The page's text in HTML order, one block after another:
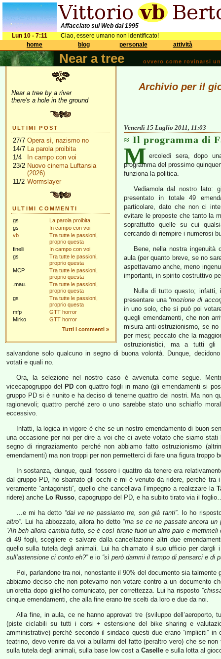
Affacciato sul Web dal 1995
Lun 10 - 7:11
Ciao, essere umano non identificato!
home
blog personale attività
Near a tree ovvero come rovinarsi
Near a tree by a river
there's a hole in the ground
ULTIMI POST
27/7 Opera sì, nazismo no
14/7 La parola proibita
1/4
In campo con voi
23/2 Nuovo cinema Luftansia
(2026)
11/2 Wormslayer
ULTIMI COMMENTI
gs
La parola proibita
gs
In campo con voi
vb
Tra tutte le passioni,
proprio questa
finelli
In campo con voi
gs
Tra tutte le passioni,
proprio questa
MCP
Tra tutte le passioni,
proprio questa
.mau.
Tra tutte le passioni,
proprio questa
gs
Tra tutte le passioni,
proprio questa
mfp
GTT horror
Mirko
GTT horror
Tutti i commenti »
Archivio per il
Venerdì 15 Luglio 2011, 11:03
Il programma di
M ercoledì sera, dopo
programma del prossimo
funziona la politica.
Vediamola dal nostro lato:
presentato in totale 49
particolare, dato che non ci
evitare le proposte che tanto la
soprattutto quelle su cui
cercando di riempire i numerosi
Bene, nella nostra
aula (per quanto breve, se no
aspettavamo anche, meno
importanti, in spirito costruttivo
Nulla di tutto questo; infatti,
presentare una “mozione di
in uno solo, che si può poi
quegli emendamenti, che non
misura anti-ostruzionismo, se
per mesi; peccato che la
ostruzionistici, ma a tutti gli
salvandone solo qualcuno in segno di buona volontà. Dunque,
votati e quali no.
Ora, la selezione nel nostro caso è avvenuta come segue.
vicecapogruppo del
PD con quattro fogli in mano (gli emendamenti si
gruppo PD si è riunito e ha deciso di tenerne quattro dei nostri. Ma non
ragionevoli; quattro perché zero o uno sarebbe stato uno schiaffo
eccessivo.
Infatti, la logica in vigore è che se un nostro emendamento di buon
una occasione per noi per dire a voi che ci avete votato che siamo
segno di ringraziamento perché non abbiamo fatto ostruzionismo
emendamenti) ma non troppi per non permetterci di fare una figura troppo
In sostanza, dunque, quali fossero i quattro da tenere era
dal gruppo PD, ho sbarrato gli occhi e mi è venuto da ridere, perché tra
veramente “antagonisti”, quello che cancellava l’impegno a realizzare la
ridere) anche Lo Russo, capogruppo del PD, e ha subito tirato via il
…e mi ha detto “dai ve ne passiamo tre, son già tanti”. Io ho
altro”. Lui ha abbozzato, allora ho detto “ma se ce ne passate ancora un
“Ah beh allora cambia tutto, se è così tirane fuori un altro paio e mettimeli
di 49 fogli, scegliere e salvare dalla cancellazione altri due
quello sulla tutela degli animali. Lui ha chiamato il suo ufficio per
sull’astensione ci conto eh?”e io “sì però dammi il tempo di pensarci e di
Poi, parlandone tra noi, nonostante il 90% del documento sia
abbiamo deciso che non potevamo non votare contro a un documento
un’oretta dopo gliel’ho comunicato, per correttezza. Lui ha risposto
cinque emendamenti, che alla fine erano tre scelti da loro e due da noi.
Alla fine, in aula, ce ne hanno approvati tre (sviluppo dell’aeroporto,
(piste ciclabili su tutti i corsi + estensione del bike sharing e
amministrative) perché secondo il sindaco questi due erano “impliciti”
teatrino, devo venire da voi a bullarmi del fatto (peraltro vero) che se
sulla tutela degli animali, sulla base low cost a Caselle e sulla lotta al